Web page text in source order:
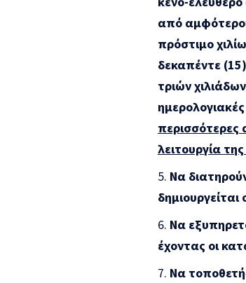
από
πρόστιμο
δεκαπέντε
τριών
περισσότερες
λειτουργία
Να
Να
έχοντας οι
Να